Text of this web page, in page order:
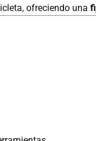
ofreciendo una